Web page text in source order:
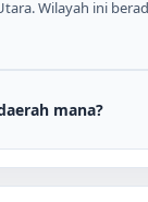
Wilayah ini
mana?